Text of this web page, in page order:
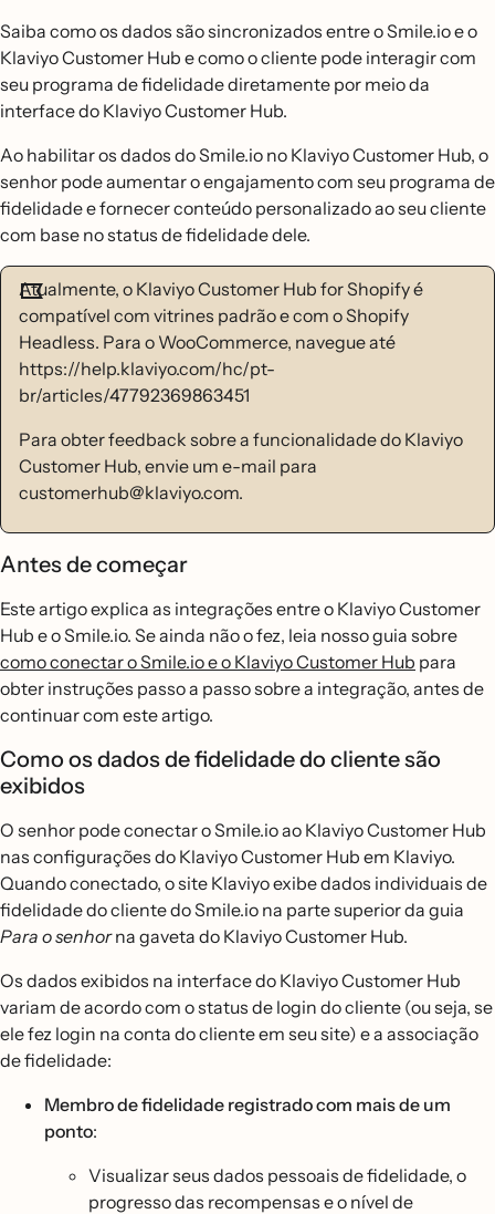
Saiba como os dados são sincronizados entre o Smile.io e o
Klaviyo Customer Hub e como o cliente pode interagir com
seu programa de fidelidade diretamente por meio da
interface do Klaviyo Customer Hub.
Ao habilitar os dados do Smile.io no Klaviyo Customer Hub, o
senhor pode aumentar o engajamento com seu programa de
fidelidade e fornecer conteúdo personalizado ao seu cliente
com base no status de fidelidade dele.
Atualmente, o Klaviyo Customer Hub for Shopify é
compatível com vitrines padrão e com o Shopify
Headless. Para o WooCommerce, navegue até
https://help.klaviyo.com/hc/pt-
br/articles/47792369863451
Para obter feedback sobre a funcionalidade do Klaviyo
Customer Hub, envie um e-mail para
customerhub@klaviyo.com.
Antes de começar
Este artigo explica as integrações entre o Klaviyo Customer
Hub e o Smile.io. Se ainda não o fez, leia nosso guia sobre
como conectar o Smile.io e o Klaviyo Customer Hub para
obter instruções passo a passo sobre a integração, antes de
continuar com este artigo.
Como os dados de fidelidade do cliente são
exibidos
O senhor pode conectar o Smile.io ao Klaviyo Customer Hub
nas configurações do Klaviyo Customer Hub em Klaviyo.
Quando conectado, o site Klaviyo exibe dados individuais de
fidelidade do cliente do Smile.io na parte superior da guia
Para o senhorna gaveta do Klaviyo Customer Hub.
Os dados exibidos na interface do Klaviyo Customer Hub
variam de acordo com o status de login do cliente (ou seja, se
ele fez login na conta do cliente em seu site) e a associação
de fidelidade:
Membro de fidelidade registrado com mais de um
ponto:
Visualizar seus dados pessoais de fidelidade, o
progresso das recompensas e o nível de